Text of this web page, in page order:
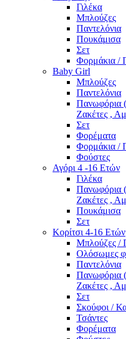
Γιλέκα
Μπλούζες
Παντελόνια
Πουκάμισα
Σετ
Φορμάκια /
Baby Girl
Μπλούζες
Παντελόνια
Πανωφόρια
Ζακέτες ,
Σετ
Φορέματα
Φορμάκια /
Φούστες
Αγόρι 4 -16 Ετών
Γιλέκα
Πανωφόρια
Ζακέτες ,
Πουκάμισα
Σετ
Κορίτσι 4-16 Ετών
Μπλούζες /
Ολόσωμες
Παντελόνια
Πανωφόρια
Ζακέτες ,
Σετ
Σκούφοι /
Τσάντες
Φορέματα